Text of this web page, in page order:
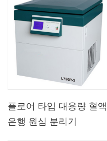
플로어 타입 대용량 혈액
은행 원심 분리기